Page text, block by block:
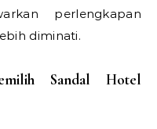
perlengkapan
diminati.
Sandal Hotel